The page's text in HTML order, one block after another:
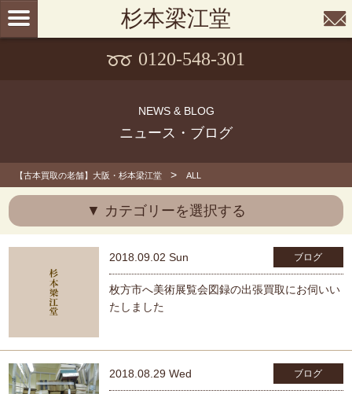
杉本梁江堂
0120-548-301
NEWS & BLOG
ニュース・ブログ
【古本買取の老舗】大阪・杉本梁江堂 > ALL
▼ カテゴリーを選択する
2018.09.02 Sun ブログ
枚方市へ美術展覧会図録の出張買取にお伺いい
たしました
2018.08.29 Wed ブログ